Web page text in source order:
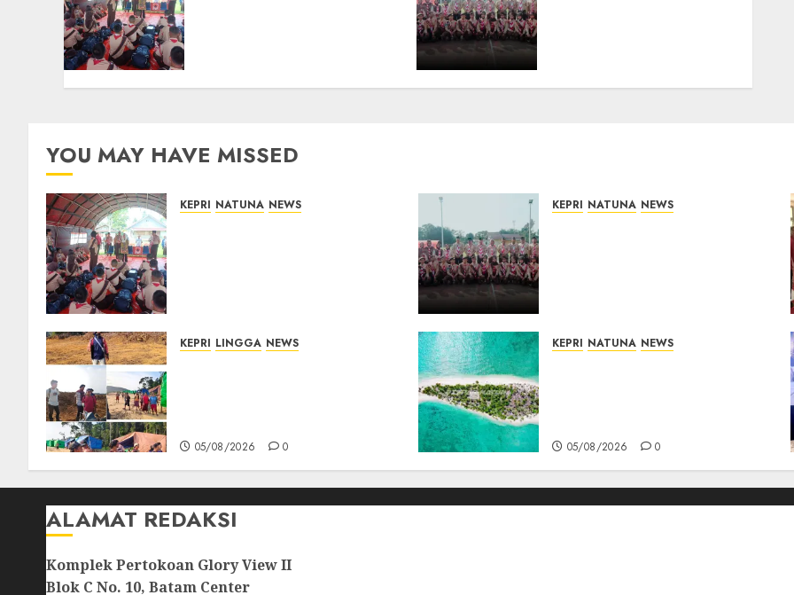
06/08/2026 0 06/08/2026 0
YOU MAY HAVE MISSED
KEPRI NATUNA NEWS KEPRI NATUNA NEWS
KEPRI LINGGA NEWS
05/08/2026 0
KEPRI NATUNA NEWS
05/08/2026 0
ALAMAT REDAKSI
Komplek Pertokoan Glory View II
Blok C No. 10, Batam Center